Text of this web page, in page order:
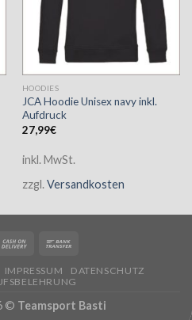
HOODIES
JCA Hoodie Unisex navy inkl.
Aufdruck
27,99€
inkl. MwSt.
zzgl. Versandkosten
IMPRESSUM
DATENSCHUTZ
© Teamsport Basti